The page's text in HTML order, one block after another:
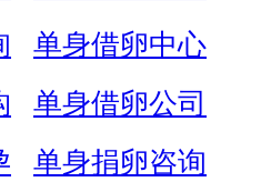
单身借卵中心
单身借卵公司
单身捐卵咨询